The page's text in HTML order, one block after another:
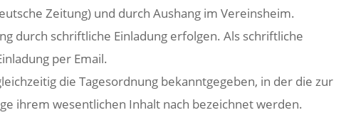
Zeitung) und durch Aushang im Vereinsheim.
durch schriftliche Einladung erfolgen. Als schriftliche
per Email.
die Tagesordnung bekanntgegeben, in der die zur
ihrem wesentlichen Inhalt nach bezeichnet werden.